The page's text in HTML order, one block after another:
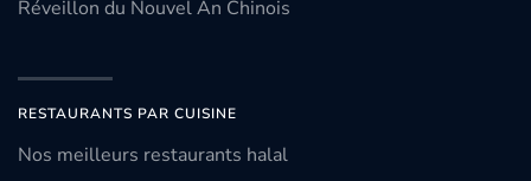
Réveillon du Nouvel An Chinois
RESTAURANTS PAR CUISINE
Nos meilleurs restaurants halal